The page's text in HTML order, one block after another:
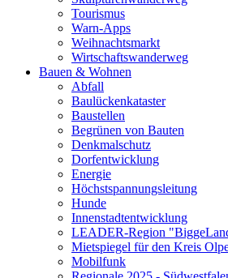
Tourismus
Warn-Apps
Weihnachtsmarkt
Wirtschaftswanderweg
Bauen & Wohnen
Abfall
Baulückenkataster
Baustellen
Begrünen von Bauten
Denkmalschutz
Dorfentwicklung
Energie
Höchstspannungsleitung
Hunde
Innenstadtentwicklung
LEADER-Region
Mietspiegel für den Kreis
Mobilfunk